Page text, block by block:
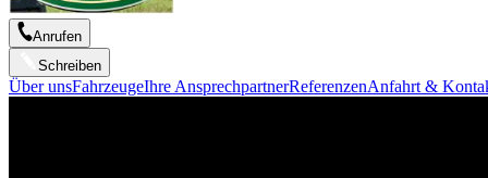
Anrufen
Schreiben
Über unsFahrzeugeIhre AnsprechpartnerReferenzenAnfahrt &